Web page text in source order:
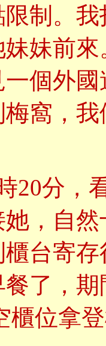
制。
妹前
個外
窩，
20分，
，自
台寄
了，
櫃位拿